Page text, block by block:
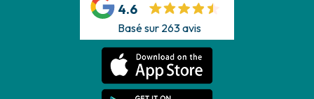
4.6
Basé sur 263 avis